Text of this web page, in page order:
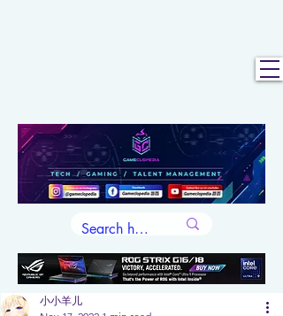
小小羊儿